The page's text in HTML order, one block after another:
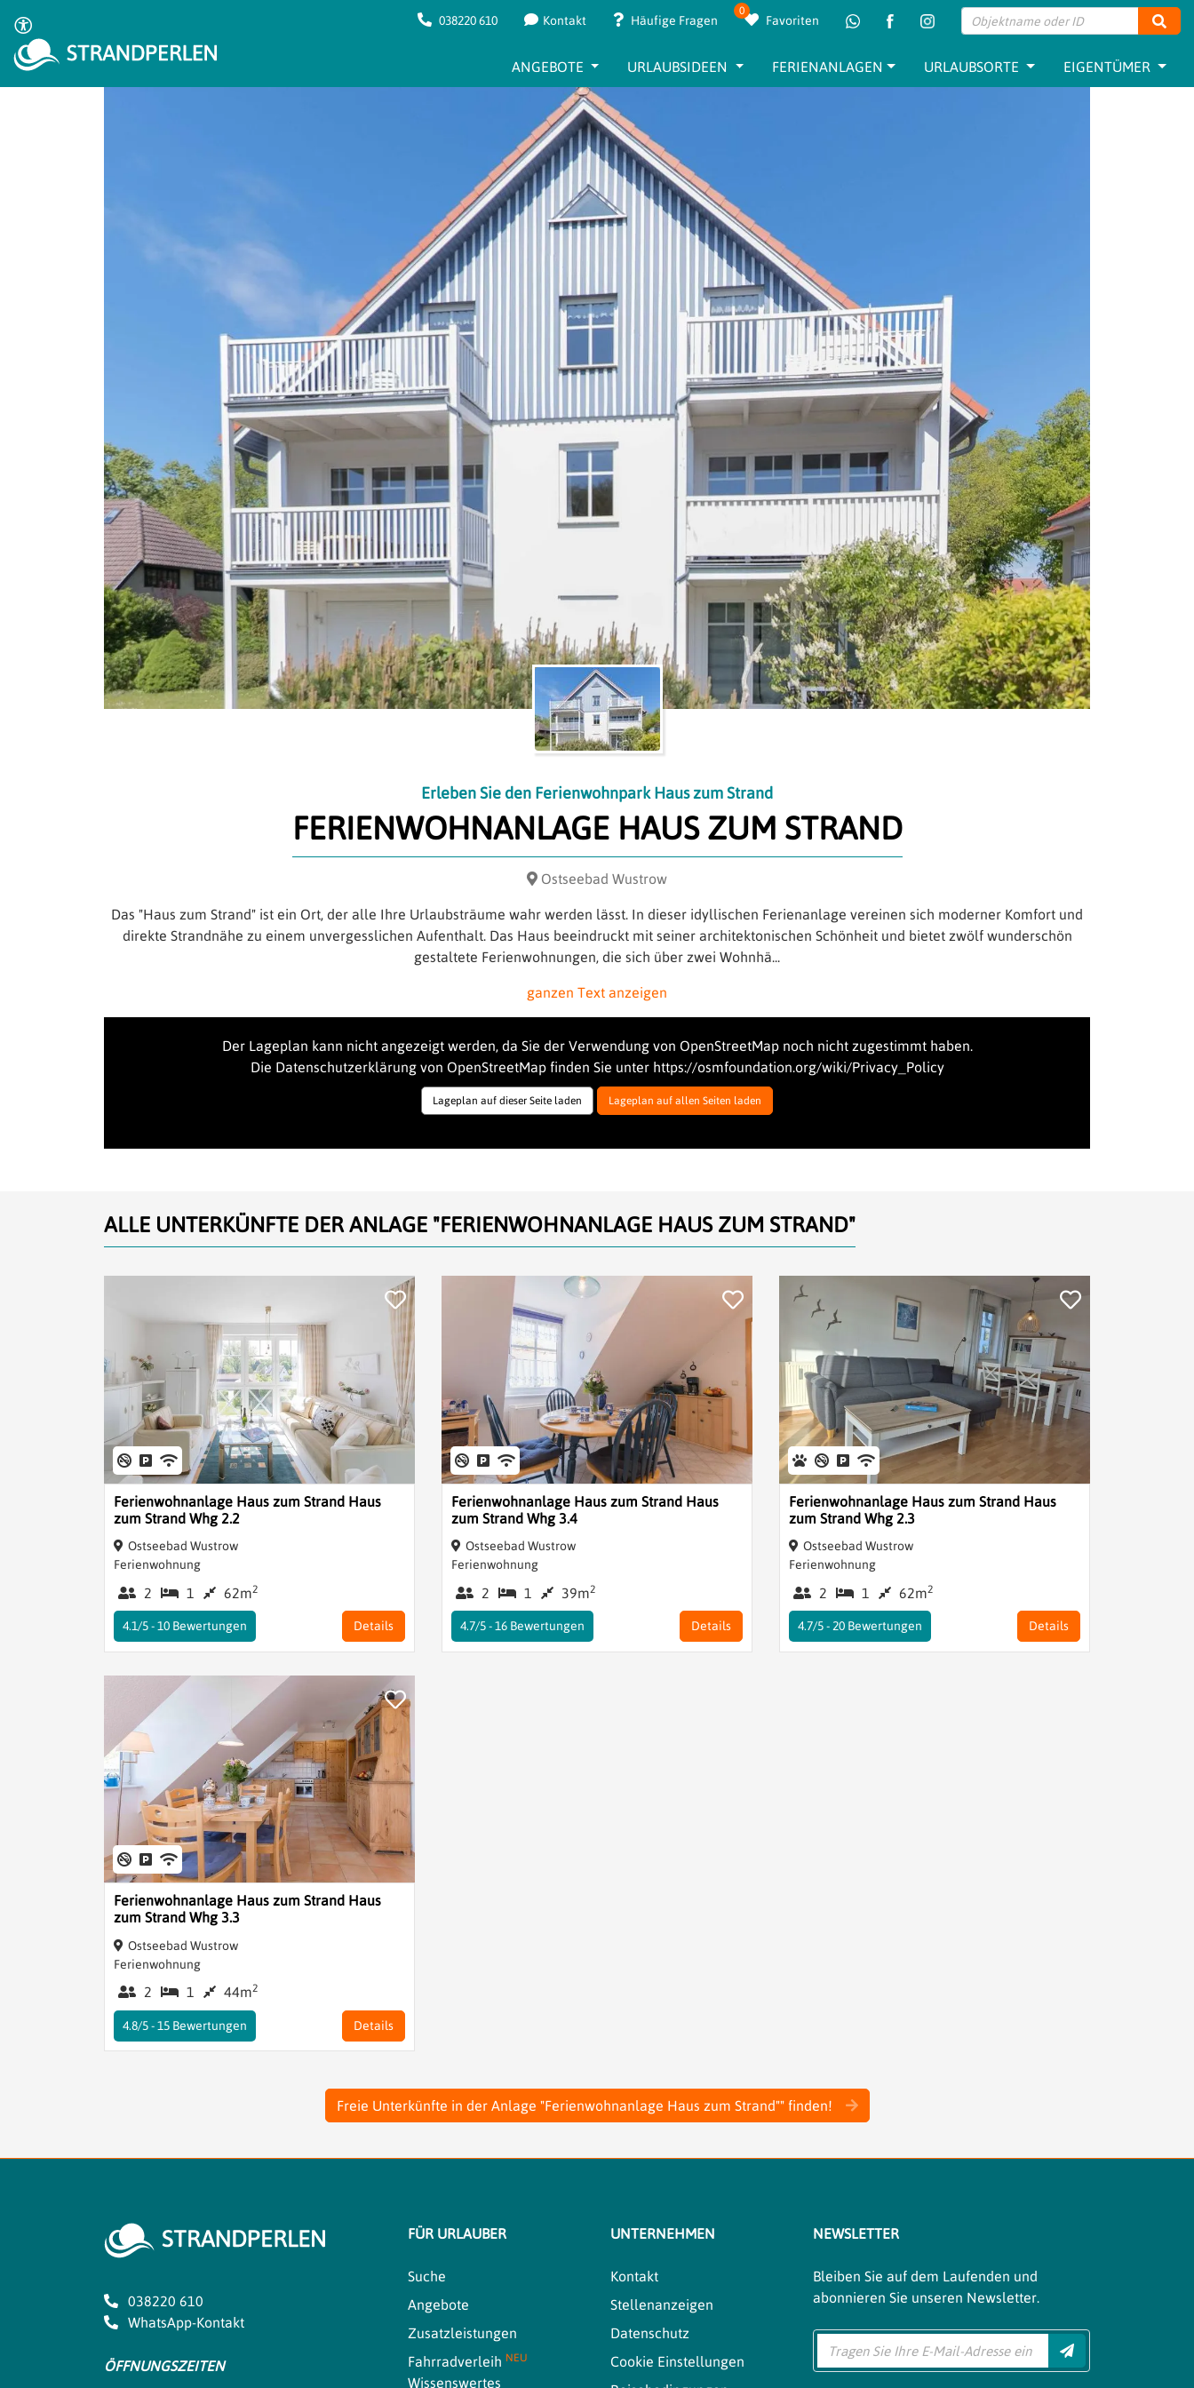
038220 610 Kontakt Häufige Fragen
0
Favoriten
ANGEBOTE
URLAUBSIDEEN FERIENANLAGEN URLAUBSORTE EIGENTÜMER
Erleben Sie den Ferienwohnpark Haus zum Strand
FERIENWOHNANLAGE HAUS ZUM STRAND
Ostseebad Wustrow
Das "Haus zum Strand" ist ein Ort, der alle Ihre Urlaubsträume wahr werden lässt. In dieser idyllischen Ferienanlage vereinen sich moderner Komfort und
direkte Strandnähe zu einem unvergesslichen Aufenthalt. Das Haus beeindruckt mit seiner architektonischen Schönheit und bietet zwölf wunderschön
gestaltete Ferienwohnungen, die sich über zwei Wohnhä...
ganzen Text anzeigen
Der Lageplan kann nicht angezeigt werden, da Sie der Verwendung von OpenStreetMap noch nicht zugestimmt haben.
Die Datenschutzerklärung von OpenStreetMap finden Sie unter https://osmfoundation.org/wiki/Privacy_Policy
Lageplan auf dieser Seite laden Lageplan auf allen Seiten laden
ALLE UNTERKÜNFTE DER ANLAGE "FERIENWOHNANLAGE HAUS ZUM STRAND"
Ferienwohnanlage Haus zum Strand Haus
zum Strand Whg 2.2
Ostseebad Wustrow
Ferienwohnung
2 1 62m2
Details
4.1/5 -10 Bewertungen
Ferienwohnanlage Haus zum Strand Haus
zum Strand Whg 3.4
Ostseebad Wustrow
Ferienwohnung
2 1 39m2
Details
4.7/5 -16 Bewertungen
Ferienwohnanlage Haus zum Strand Haus
zum Strand Whg 2.3
Ostseebad Wustrow
Ferienwohnung
2 1 62m2
Details
4.7/5 -20 Bewertungen
Ferienwohnanlage Haus zum Strand Haus
zum Strand Whg 3.3
Ostseebad Wustrow
Ferienwohnung
2 1 44m2
Details
4.8/5 -15 Bewertungen
Freie Unterkünfte in der Anlage "Ferienwohnanlage Haus zum Strand"" finden!
038220 610
WhatsApp-Kontakt
ÖFFNUNGSZEITEN
FÜR URLAUBER
Suche
Angebote
Zusatzleistungen
Fahrradverleih NEU
Wissenswertes
UNTERNEHMEN
Kontakt
Stellenanzeigen
Datenschutz
Cookie Einstellungen
NEWSLETTER
Bleiben Sie auf dem Laufenden und
abonnieren Sie unseren Newsletter.
Einreichen